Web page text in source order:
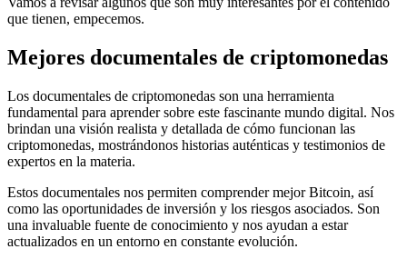
que tienen, empecemos.
Mejores documentales de criptomonedas
Los documentales de criptomonedas son una herramienta
fundamental para aprender sobre este fascinante mundo digital. Nos
brindan una visión realista y detallada de cómo funcionan las
criptomonedas, mostrándonos historias auténticas y testimonios de
expertos en la materia.
Estos documentales nos permiten comprender mejor Bitcoin, así
como las oportunidades de inversión y los riesgos asociados. Son
una invaluable fuente de conocimiento y nos ayudan a estar
actualizados en un entorno en constante evolución.